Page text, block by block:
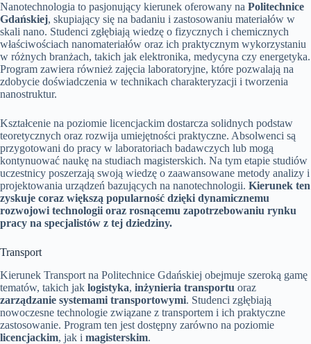
Nanotechnologia to pasjonujący kierunek oferowany na Politechnice
Gdańskiej, skupiający się na badaniu i zastosowaniu materiałów w
skali nano. Studenci zgłębiają wiedzę o fizycznych i chemicznych
właściwościach nanomateriałów oraz ich praktycznym wykorzystaniu
w różnych branżach, takich jak elektronika, medycyna czy energetyka.
Program zawiera również zajęcia laboratoryjne, które pozwalają na
zdobycie doświadczenia w technikach charakteryzacji i tworzenia
nanostruktur.
Kształcenie na poziomie licencjackim dostarcza solidnych podstaw
teoretycznych oraz rozwija umiejętności praktyczne. Absolwenci są
przygotowani do pracy w laboratoriach badawczych lub mogą
kontynuować naukę na studiach magisterskich. Na tym etapie studiów
uczestnicy poszerzają swoją wiedzę o zaawansowane metody analizy i
projektowania urządzeń bazujących na nanotechnologii. Kierunek ten
zyskuje coraz większą popularność dzięki dynamicznemu
rozwojowi technologii oraz rosnącemu zapotrzebowaniu rynku
pracy na specjalistów z tej dziedziny.
Transport
Kierunek Transport na Politechnice Gdańskiej obejmuje szeroką gamę
tematów, takich jak logistyka, inżynieria transportu oraz
zarządzanie systemami transportowymi. Studenci zgłębiają
nowoczesne technologie związane z transportem i ich praktyczne
zastosowanie. Program ten jest dostępny zarówno na poziomie
licencjackim, jak i magisterskim.